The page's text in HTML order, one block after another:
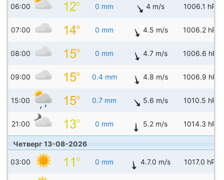
06:00 0 mm 4 m/s 1006.1 hPa
07:00 0 mm 4.5 m/s 1006.2 hPa
08:00 0 mm 4.7 m/s 1006.6 hPa
09:00 0.4 mm 4.8 m/s 1006.9 hPa
15:00 0.7 mm 5.6 m/s 1010.5 hPa
21:00 0 mm 5.2 m/s 1014.3 hPa
Четверг 13-08-2026
03:00 0 mm 4.7.0 m/s 1017.0 hPa